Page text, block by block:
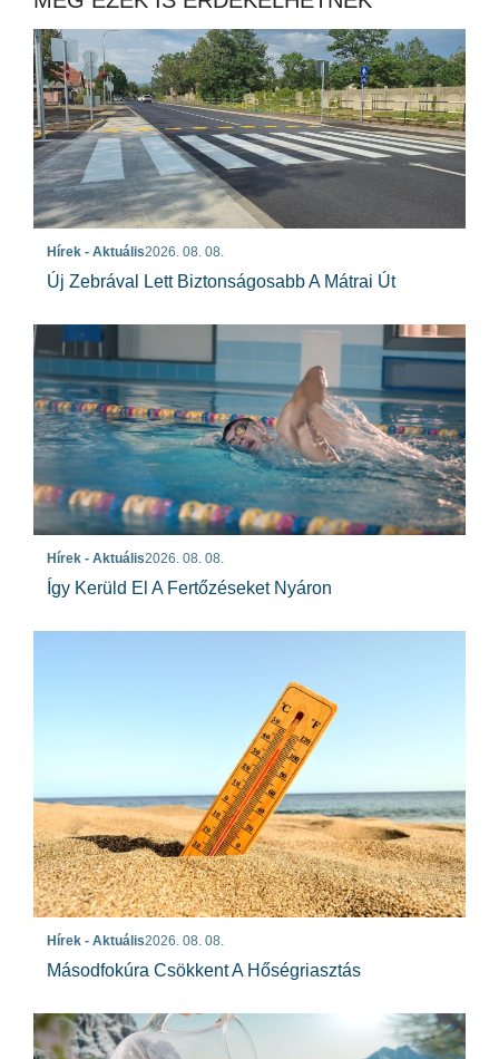
Hírek - Aktuális2026. 08. 08.
Új Zebrával Lett Biztonságosabb A Mátrai Út
Hírek - Aktuális2026. 08. 08.
Így Kerüld El A Fertőzéseket Nyáron
Hírek - Aktuális2026. 08. 08.
Másodfokúra Csökkent A Hőségriasztás